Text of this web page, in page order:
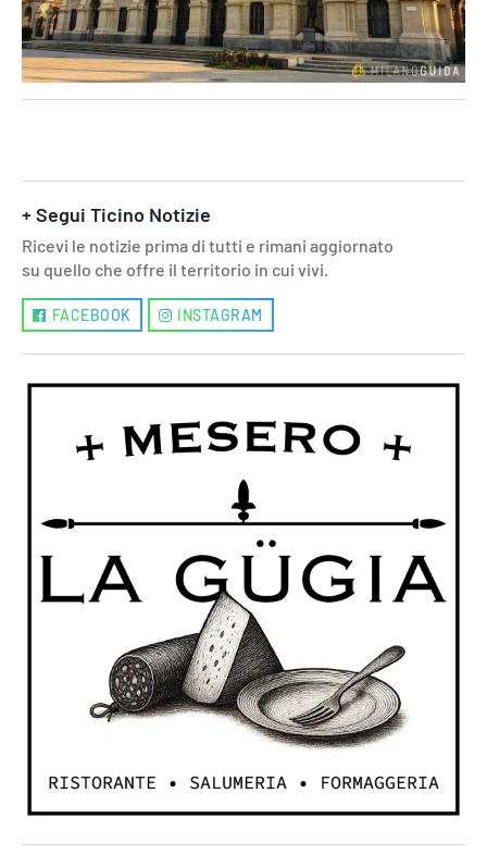
+ Segui Ticino Notizie
Ricevi le notizie prima di tutti e rimani aggiornato
su quello che offre il territorio in cui vivi.
FACEBOOK INSTAGRAM